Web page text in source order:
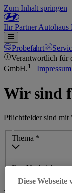
Zum Inhalt springen
IhrPartnerAutohaus
Probefahrt
Verantwortlich für
GmbH.1
Wir sind
Pflichtfelder sind mit
Thema *
Ihre Nachricht
Diese Webseite